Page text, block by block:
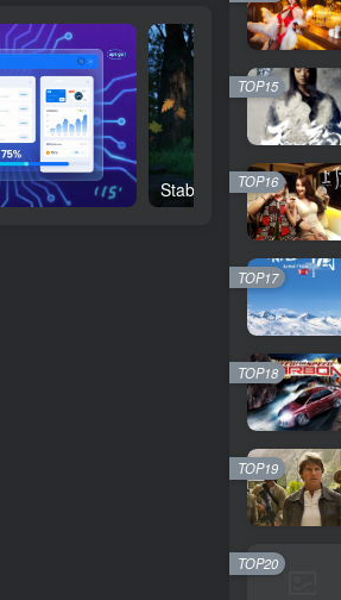
TOP15
TOP16
TOP17
TOP18
TOP19
TOP20